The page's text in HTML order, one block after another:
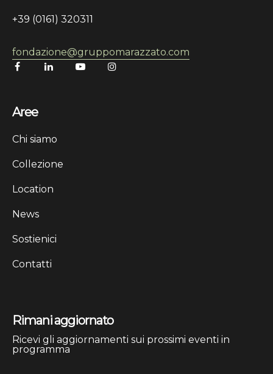
+39 (0161) 320311
fondazione@gruppomarazzato.com
Aree
Chi siamo
Collezione
Location
News
Sostienici
Contatti
Rimani aggiornato
Ricevi gli aggiornamenti sui prossimi eventi in
programma